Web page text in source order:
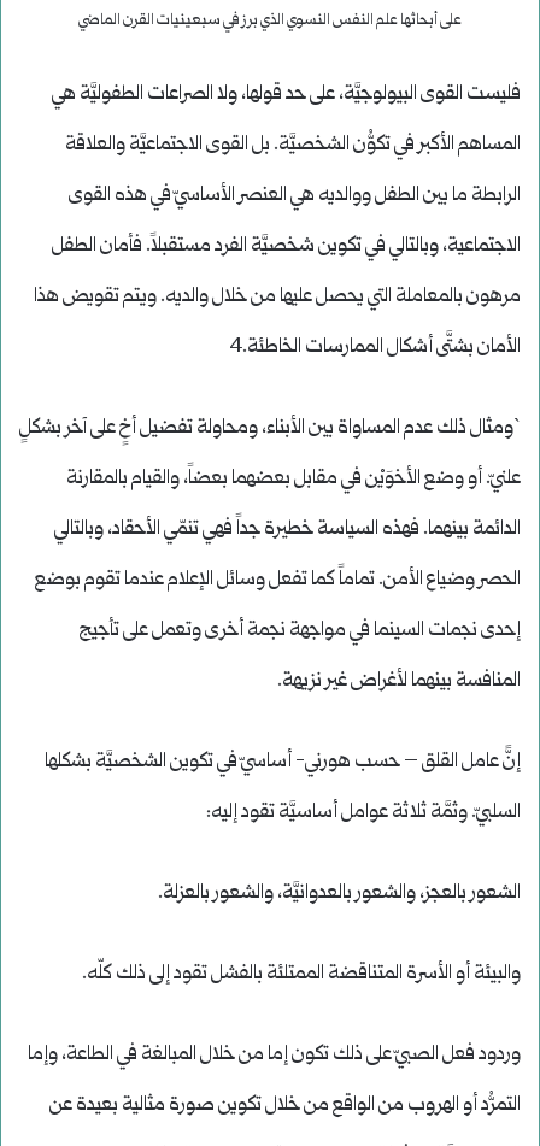
على أبحاثها علم النفس النسوي الذي برز في سبعينيات القرن الماضي
فليست القوى البيولوجيَّة، على حد قولها، ولا الصراعات الطفوليَّة هي
المساهم الأكبر في تكوُّن الشخصيَّة. بل القوى الاجتماعيَّة والعلاقة
الرابطة ما بين الطفل ووالديه هي العنصر الأساسيّ في هذه القوى
الاجتماعية، وبالتالي في تكوين شخصيَّة الفرد مستقبلاً. فأمان الطفل
مرهون بالمعاملة التي يحصل عليها من خلال والديه. ويتم تقويض هذا
الأمان بشتَّى أشكال الممارسات الخاطئة.4
`ومثال ذلك عدم المساواة بين الأبناء، ومحاولة تفضيل أخٍ على آخر بشكلٍ
علنيّ. أو وضع الأخوَيْن في مقابل بعضهما بعضاً، والقيام بالمقارنة
الدائمة بينهما. فهذه السياسة خطيرة جداً فهي تنمّي الأحقاد، وبالتالي
الحصر وضياع الأمن. تماماً كما تفعل وسائل الإعلام عندما تقوم بوضع
إحدى نجمات السينما في مواجهة نجمة أخرى وتعمل على تأجيج
المنافسة بينهما لأغراض غير نزيهة.
إنًّ عامل القلق – حسب هورني- أساسيّ في تكوين الشخصيَّة بشكلها
السلبيّ. وثمَّة ثلاثة عوامل أساسيَّة تقود إليه:
الشعور بالعجز، والشعور بالعدوانيَّة، والشعور بالعزلة.
والبيئة أو الأسرة المتناقضة الممتلئة بالفشل تقود إلى ذلك كلّه.
وردود فعل الصبيّ على ذلك تكون إما من خلال المبالغة في الطاعة، وإما
التمرُّد أو الهروب من الواقع من خلال تكوين صورة مثالية بعيدة عن